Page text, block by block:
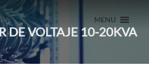
MENU
DE VOLTAJE 10-20KVA